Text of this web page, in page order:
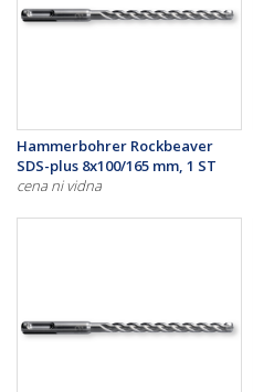
Hammerbohrer Rockbeaver
SDS-plus 8x100/165 mm, 1 ST
cena ni vidna